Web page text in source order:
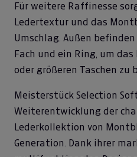
Für weitere Raffinesse
Ledertextur und das
Umschlag. Außen
Fach und ein Ring, um
oder größeren Taschen zu
Meisterstück Selection
Weiterentwicklung der
Lederkollektion von
Generation. Dank ihrer